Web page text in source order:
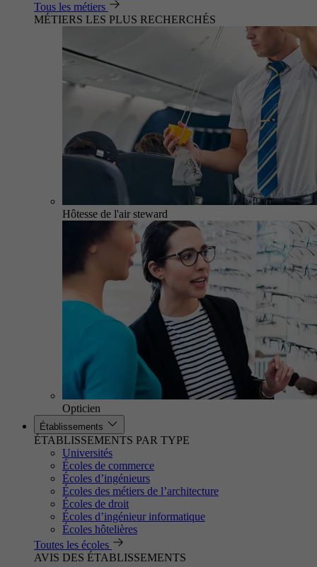
Tous les métiers
MÉTIERS LES PLUS RECHERCHÉS
Hôtesse de l'air steward
Opticien
Établissements
ÉTABLISSEMENTS PAR TYPE
Universités
Écoles de commerce
Écoles d’ingénieurs
Écoles des métiers de l’architecture
Écoles de droit
Écoles d’ingénieur informatique
Écoles hôtelières
Toutes les écoles
AVIS DES ÉTABLISSEMENTS